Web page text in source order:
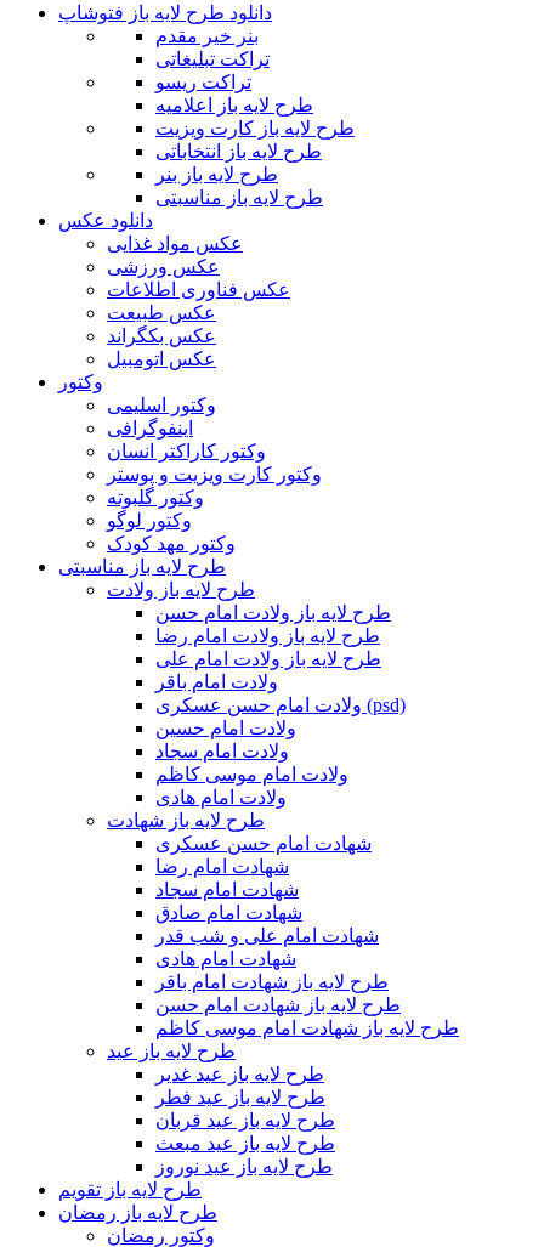
دانلود طرح لایه باز فتوشاپ
بنر خیر مقدم
تراکت تبلیغاتی
تراکت ریسو
طرح لایه باز اعلامیه
طرح لایه باز کارت ویزیت
طرح لایه باز انتخاباتی
طرح لایه باز بنر
طرح لایه باز مناسبتی
دانلود عکس
عکس مواد غذایی
عکس ورزشی
عکس فناوری اطلاعات
عکس طبیعت
عکس بکگراند
عکس اتومبیل
وکتور
وکتور اسلیمی
اینفوگرافی
وکتور کاراکتر انسان
وکتور کارت ویزیت و پوستر
وکتور گلبوته
وکتور لوگو
وکتور مهد کودک
طرح لایه باز مناسبتی
طرح لایه باز ولادت
طرح لایه باز ولادت امام حسن
طرح لایه باز ولادت امام رضا
طرح لایه باز ولادت امام علی
ولادت امام باقر
ولادت امام حسن عسکری (psd)
ولادت امام حسین
ولادت امام سجاد
ولادت امام موسی کاظم
ولادت امام هادی
طرح لایه باز شهادت
شهادت امام حسن عسکری
شهادت امام رضا
شهادت امام سجاد
شهادت امام صادق
شهادت امام علی و شب قدر
شهادت امام هادی
طرح لایه باز شهادت امام باقر
طرح لایه باز شهادت امام حسن
طرح لایه باز شهادت امام موسی کاظم
طرح لایه باز عید
طرح لایه باز عید غدیر
طرح لایه باز عید فطر
طرح لایه باز عید قربان
طرح لایه باز عید مبعث
طرح لایه باز عید نوروز
طرح لایه باز تقویم
طرح لایه باز رمضان
وکتور رمضان